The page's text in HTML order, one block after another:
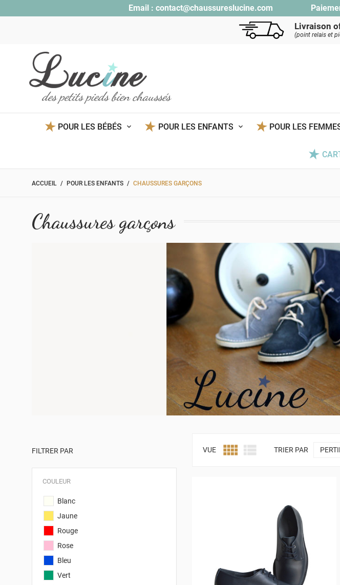
Email : contact@chaussureslucine.com
Livraison
(point relais et
des petits pieds bien chaussés
POUR LES BÉBÉS POUR LES ENFANTS POUR LES
ACCUEIL POUR LES ENFANTS CHAUSSURES GARÇONS
Chaussures garçons
FILTRER PAR
COULEUR
Blanc
Jaune
Rouge
Rose
Bleu
Vert
VUE   TRIER PAR